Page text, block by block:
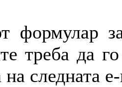
формулар
треба да
на следната